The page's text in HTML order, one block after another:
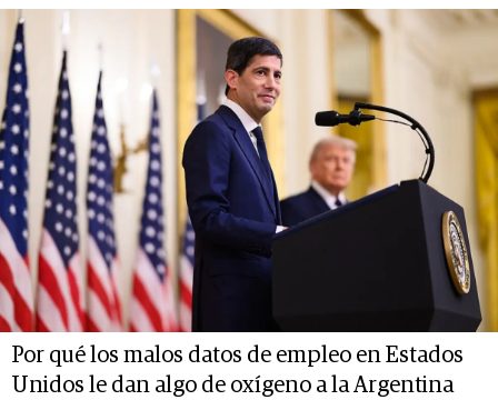
Por qué los malos datos de empleo en Estados
Unidos le dan algo de oxígeno a la Argentina